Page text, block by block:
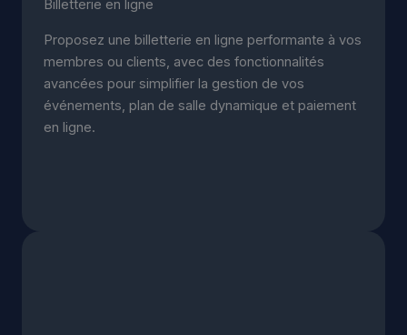
Billetterie en ligne
Proposez une billetterie en ligne performante à vos
membres ou clients, avec des fonctionnalités
avancées pour simplifier la gestion de vos
événements, plan de salle dynamique et paiement
en ligne.